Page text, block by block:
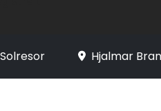
Solresor Hjalmar